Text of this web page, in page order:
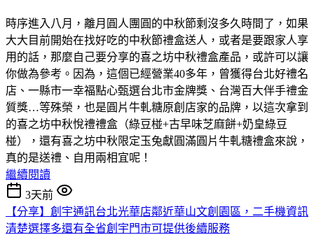
時序進入八月，離月圓人團圓的中秋節剩沒多久時間了，如果
大大目前開始在找好吃的中秋節禮盒送人，或者是要跟家人享
用的話，那麼自己要分享的喜之坊中秋禮盒產品，或許可以讓
你做為參考。因為，這個已經營業40多年，曾獲得台北好禮名
店、一縣市一幸福點心甄選台北市金牌獎、台灣百大伴手禮金
質獎…等殊榮，也是圓片牛軋糖原創店家的品牌，以這次拿到
的喜之坊中秋悅禮禮盒（綠豆椪+古早味芝麻餅+奶皇綠豆
椪），還有喜之坊中秋限定玉兔獻圓滿圓片牛軋糖禮盒來說，
真的是送禮、自用兩相宜呢！
繼續閱讀
3天前
【分享】創宇通訊台北光華店鄰近華山文創園區，二手機資訊
清楚選擇多還有全省創宇門市可提供後續服務